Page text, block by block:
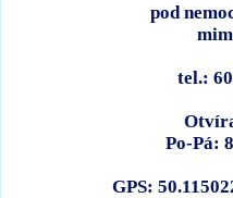
pod
tel.:
Po-Pá:
GPS: